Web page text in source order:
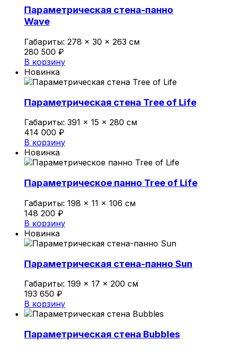
Параметрическая стена-панно
Wave
Габариты: 278 × 30 × 263 см
280 500 ₽
В корзину
Новинка
Параметрическая стена Tree of Life
Габариты: 391 × 15 × 280 см
414 000 ₽
В корзину
Новинка
Параметрическое панно Tree of Life
Габариты: 198 × 11 × 106 см
148 200 ₽
В корзину
Новинка
Параметрическая стена-панно Sun
Габариты: 199 × 17 × 200 см
193 650 ₽
В корзину
Параметрическая стена Bubbles